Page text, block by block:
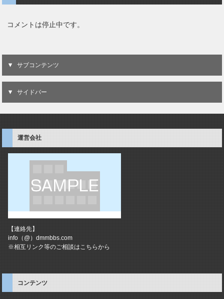
コメントは停止中です。
サブコンテンツ
サイドバー
運営会社
【連絡先】
info（@）dmmbbs.com
※相互リンク等のご相談はこちらから
コンテンツ